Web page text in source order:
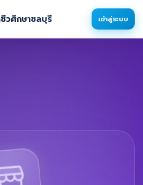
วศึกษาชลบุรี เข้าสู่ระบบ